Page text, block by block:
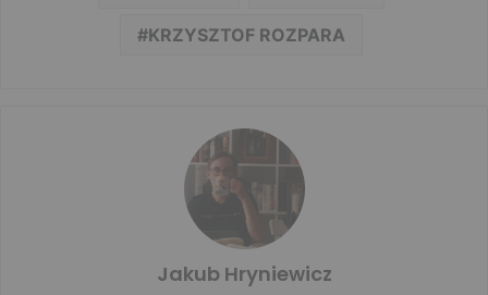
KRZYSZTOF ROZPARA
Jakub Hryniewicz